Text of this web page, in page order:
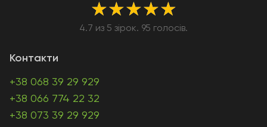
Контакти
+38 068 39 29 929
+38 066 774 22 32
+38 073 39 29 929
★★★★★
4.7 из 5 зірок. 95 голосів.